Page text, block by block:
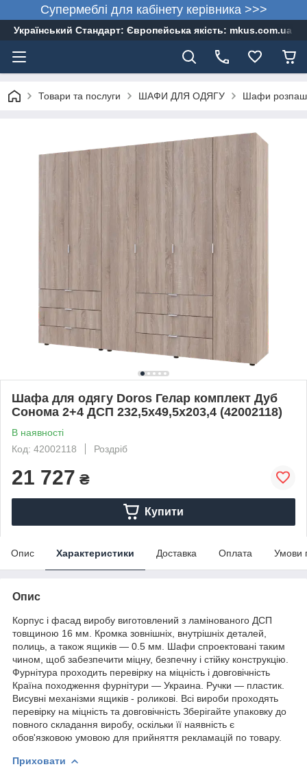
Супермеблі для кабінету керівника >>>
Український Стандарт: Європейська якість: mkus.com.ua
Товари та послуги ШАФИ ДЛЯ ОДЯГУ Шафи
Шафа для одягу Doros Гелар комплект Дуб
Cонома 2+4 ДСП 232,5х49,5х203,4 (42002118)
В наявності
Код: 42002118
Роздріб
21 727 ₴
Купити
Опис Характеристики Доставка Оплата Умови
Опис
Корпус і фасад виробу виготовлений з ламінованого ДСП
товщиною 16 мм. Кромка зовнішніх, внутрішніх деталей,
полиць, а також ящиків — 0.5 мм. Шафи спроектовані таким
чином, щоб забезпечити міцну, безпечну і стійку конструкцію.
Фурнітура проходить перевірку на міцність і довговічність
Країна походження фурнітури — Украина. Ручки — пластик.
Висувні механізми ящиків - роликові. Всі вироби проходять
перевірку на міцність та довговічність Зберігайте упаковку до
повного складання виробу, оскільки її наявність є
обов'язковою умовою для прийняття рекламацій по товару.
Приховати